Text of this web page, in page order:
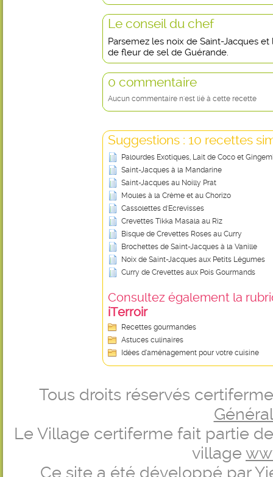
Le conseil du chef
Parsemez les noix de Saint-Jacques
de fleur de sel de Guérande.
0 commentaire
Aucun commentaire n'est lié à cette recette
Suggestions : 10 recettes
Palourdes Exotiques, Lait de Coco et
Saint-Jacques à la Mandarine
Saint-Jacques au Noilly Prat
Moules à la Crème et au Chorizo
Cassolettes d'Ecrevisses
Crevettes Tikka Masala au Riz
Bisque de Crevettes Roses au Curry
Brochettes de Saint-Jacques à la Vanille
Noix de Saint-Jacques aux Petits Légumes
Curry de Crevettes aux Pois Gourmands
Consultez également la
iTerroir
Recettes gourmandes
Astuces culinaires
Idées d’aménagement pour votre cuisine
Tous droits réservés
Le Village certiferme fait partie
village
Ce site a été développé par